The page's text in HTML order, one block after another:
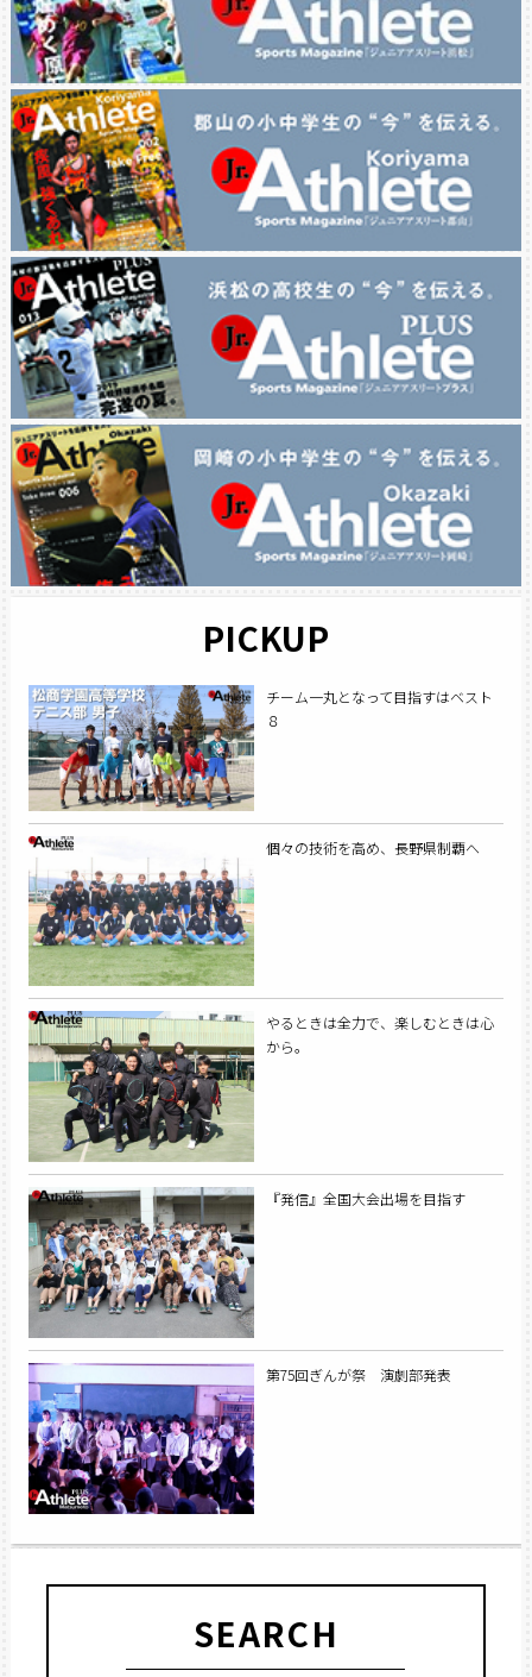
PICKUP
チーム一丸となって目指すはベスト
８
個々の技術を高め、長野県制覇へ
やるときは全力で、楽しむときは心
から。
『発信』全国大会出場を目指す
第75回ぎんが祭 演劇部発表
SEARCH